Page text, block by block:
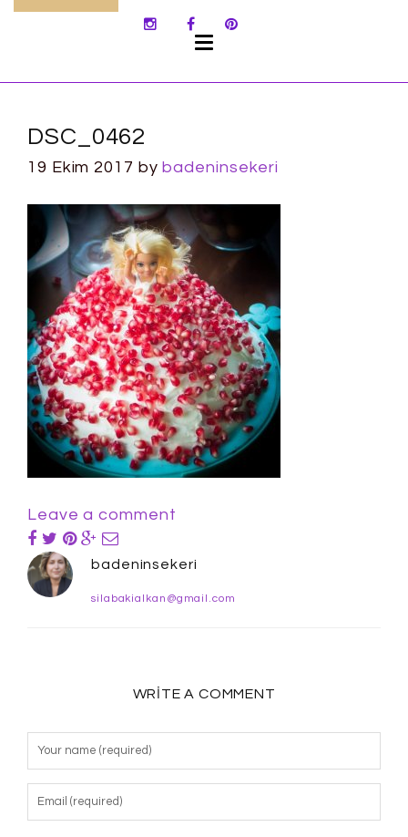
DSC_0462
19 Ekim 2017 bybadeninsekeri
Leave a comment
badeninsekeri
silabakialkan@gmail.com
WRITE A COMMENT